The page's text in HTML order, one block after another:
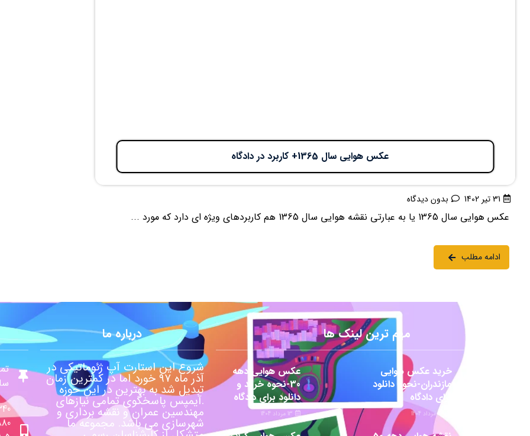
عکس هوایی سال 1365+ کاربرد در دادگاه
31 تیر 1402 بدون دیدگاه
عکس هوایی سال 1365 یا به عبارتی نقشه هوایی سال 1365 هم کاربردهای ویژه ای دارد که مورد ...
ادامه مطلب
مهم ترین لینک ها
خرید عکس هوایی
مازندران-نحوه دانلود
برای دادگاه
22 مرداد 1404
عکس هوایی دهه
30-نحوه خرید و
دانلود برای دادگاه
13 مرداد 1404
درباره ما
شروع این استارت آپ ژئوماتیکی در
آذر ماه ۹۷ خورد اما در کمترین زمان
تبدیل شد به بهترین در این حوزه
.آیمپس پاسخگوی تمامی نیازهای
مهندسین عمران و نقشه برداری و
شهرسازی می باشد. مجموعه ما